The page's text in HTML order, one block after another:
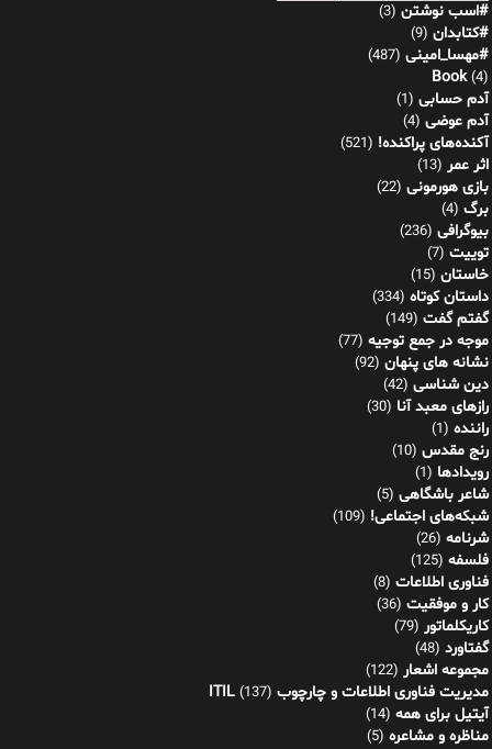
#اسب نوشتن (3)
#کتابدان (9)
#مهسا_امینی (487)
Book(4)
آدم حسابی (1)
آدم عوضی (4)
آکنده‌های پراکنده! (521)
اثر عمر (13)
بازی هورمونی (22)
برگ (4)
بیوگرافی (236)
توییت (7)
خاستان (15)
داستان کوتاه (334)
گفتم گفت (149)
موجه در جمع توجیه (77)
نشانه های پنهان (92)
دین شناسی (42)
رازهای معبد آنا (30)
راننده (1)
رنج مقدس (10)
رویدادها (1)
شاعر باشگاهی (5)
شبکه‌های اجتماعی! (109)
شرنامه (26)
فلسفه (125)
فناوری اطلاعات (8)
کار و موفقیت (36)
کاریکلماتور (79)
گفتاورد (48)
مجموعه اشعار (122)
مدیریت فناوری اطلاعات و چارچوب ITIL (137)
آیتیل برای همه (14)
مناظره و مشاعره (5)